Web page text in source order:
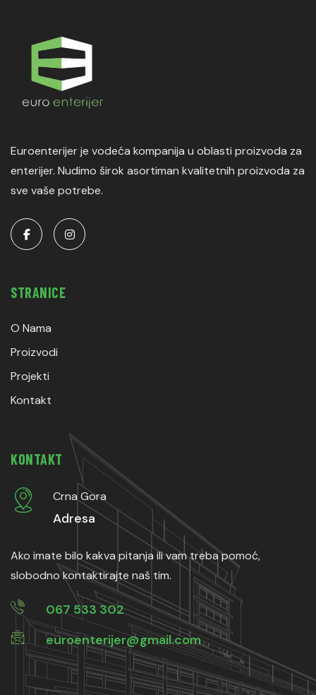
Euroenterijer je vodeća kompanija u oblasti proizvoda za
enterijer. Nudimo širok asortiman kvalitetnih proizvoda za
sve vaše potrebe.
STRANICE
O Nama
Proizvodi
Projekti
Kontakt
KONTAKT
Crna Gora
Adresa
Ako imate bilo kakva pitanja ili vam treba pomoć,
slobodno kontaktirajte naš tim.
067 533 302
euroenterijer@gmail.com